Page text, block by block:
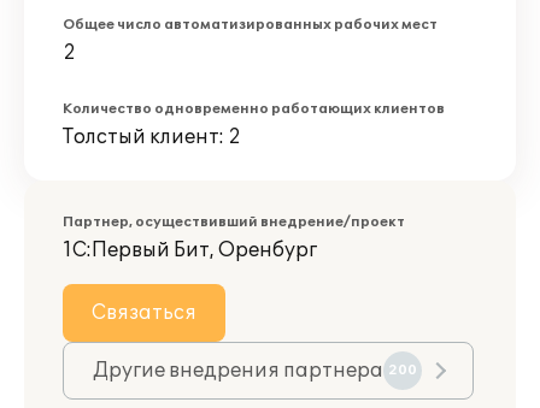
Общее число автоматизированных рабочих мест
2
Количество одновременно работающих клиентов
Толстый клиент: 2
Партнер, осуществивший внедрение/проект
1С:Первый Бит, Оренбург
Связаться
Другие внедрения партнера 200